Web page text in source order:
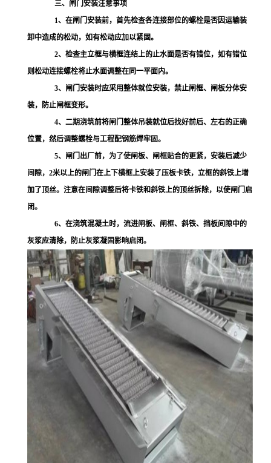
三、闸门安装注意事项
1、在闸门安装前，首先检查各连接部位的螺栓是否因运输装
卸中造成的松动，如有松动应加以紧固。
2、检查主立框与横框连结上的止水面是否有错位，如有错位
则松动连接螺栓将止水面调整在同一平面内。
3、闸门安装时应采用整体就位安装，禁止闸框、闸板分体安
装，防止闸框变形。
4、二期浇筑前将闸门整体吊装就位后找好前后、左右的正确
位置，然后调整螺栓与工程配钢筋焊牢固。
5、闸门出厂前，为了使闸板、闸框贴合的更紧，安装后减少
间隙，2米以上的闸门在上下横框上安装了压板卡铁，立框的斜铁上增
加了顶丝。注意在间隙调整后将卡铁和斜铁上的顶丝拆除，以使闸门启
闭。
6、在浇筑混凝土时，流进闸板、闸框、斜铁、挡板间隙中的
灰浆应清除，防止灰浆凝固影响启闭。